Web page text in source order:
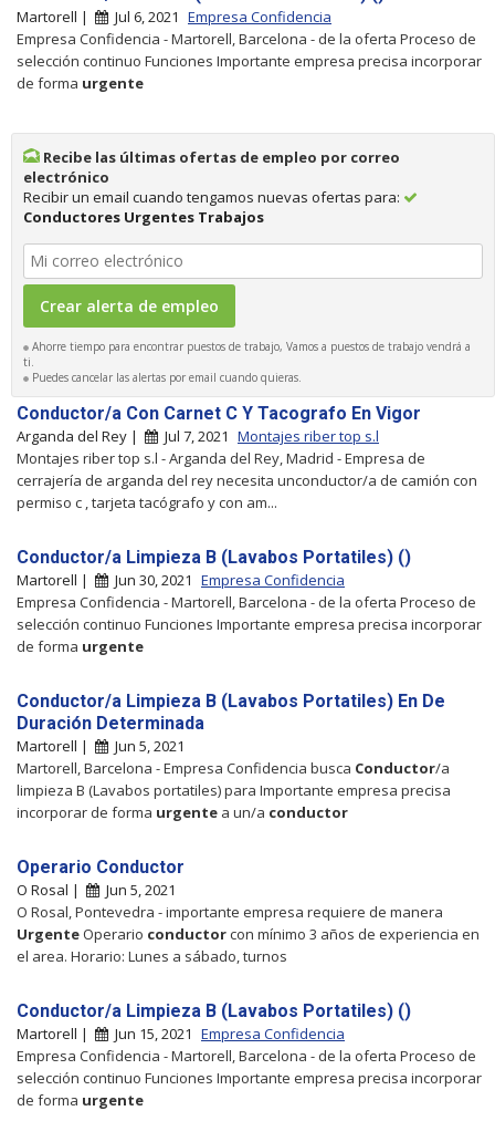
Martorell | Jul 6, 2021 Empresa Confidencia
Empresa Confidencia - Martorell, Barcelona - de la oferta Proceso de
selección continuo Funciones Importante empresa precisa incorporar
de forma urgente
Recibe las últimas ofertas de empleo por correo
electrónico
Recibir un email cuando tengamos nuevas ofertas para:
Conductores Urgentes Trabajos
Ahorre tiempo para encontrar puestos de trabajo, Vamos a puestos de trabajo vendrá a
ti.
Puedes cancelar las alertas por email cuando quieras.
Conductor/a Con Carnet C Y Tacografo En Vigor
Arganda del Rey | Jul 7, 2021 Montajes riber top s.l
Montajes riber top s.l - Arganda del Rey, Madrid - Empresa de
cerrajería de arganda del rey necesita unconductor/a de camión con
permiso c , tarjeta tacógrafo y con am...
Conductor/a Limpieza B (Lavabos Portatiles) ()
Martorell | Jun 30, 2021 Empresa Confidencia
Empresa Confidencia - Martorell, Barcelona - de la oferta Proceso de
selección continuo Funciones Importante empresa precisa incorporar
de forma urgente
Conductor/a Limpieza B (Lavabos Portatiles) En De
Duración Determinada
Martorell |
Jun 5, 2021
Martorell, Barcelona - Empresa Confidencia busca Conductor/a
limpieza B (Lavabos portatiles) para Importante empresa precisa
incorporar de forma urgente a un/a conductor
Operario Conductor
O Rosal |
Jun 5, 2021
O Rosal, Pontevedra - importante empresa requiere de manera
UrgenteOperario conductorcon mínimo 3 años de experiencia en
el area. Horario: Lunes a sábado, turnos
Conductor/a Limpieza B (Lavabos Portatiles) ()
Martorell | Jun 15, 2021 Empresa Confidencia
Empresa Confidencia - Martorell, Barcelona - de la oferta Proceso de
selección continuo Funciones Importante empresa precisa incorporar
de forma urgente